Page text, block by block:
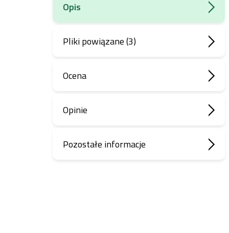
Opis
Pliki powiązane (3)
Ocena
Opinie
Pozostałe informacje